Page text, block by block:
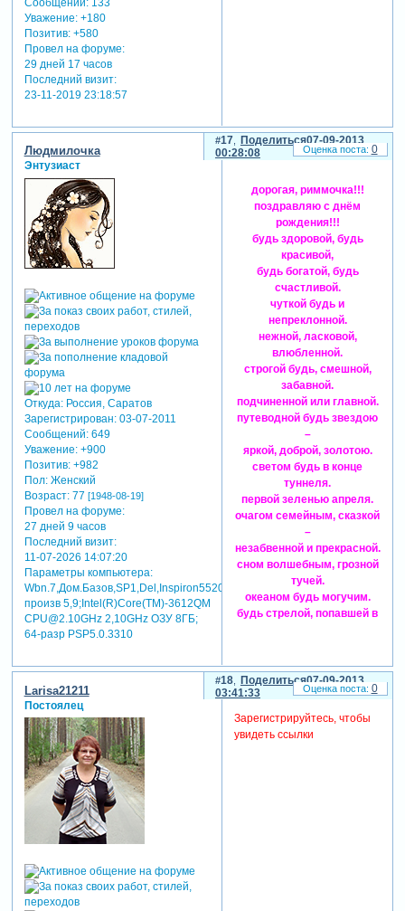
Сообщений:133
Уважение: +180
Позитив: +580
Провел на форуме:
29 дней 17 часов
Последний визит:
23-11-2019 23:18:57
Поделиться
17
07-09-2013
00:28:08
Людмилочка
Энтузиаст
Откуда:Россия, Саратов
Зарегистрирован: 03-07-2011
Сообщений:649
Уважение: +900
Позитив: +982
Пол:Женский
Возраст:77 [1948-08-19]
Провел на форуме:
27 дней 9 часов
Последний визит:
11-07-2026 14:07:20
Параметры компьютера:
Wbn.7,Дом.Базов,SP1,Del,Inspiron5520,индекс
произв 5,9;Intel(R)Core(TM)-3612QM
CPU@2.10GHz 2,10GHz ОЗУ 8ГБ;
64-разр PSP5.0.3310
дорогая, риммочка!!!
поздравляю с днём
рождения!!!
будь здоровой, будь
красивой,
будь богатой, будь
счастливой.
чуткой будь и
непреклонной.
нежной, ласковой,
влюбленной.
строгой будь, смешной,
забавной.
подчиненной или главной.
путеводной будь звездою
–
яркой, доброй, золотою.
светом будь в конце
туннеля.
первой зеленью апреля.
очагом семейным, сказкой
–
незабвенной и прекрасной.
сном волшебным, грозной
тучей.
океаном будь могучим.
будь стрелой, попавшей в
лепестком в саду
цветущем.
кругом, по воде бегущим.
будь роскошной и
0
Поделиться
18
07-09-2013
03:41:33
Larisa21211
Постоялец
Зарегистрируйтесь, чтобы
увидеть ссылки
0